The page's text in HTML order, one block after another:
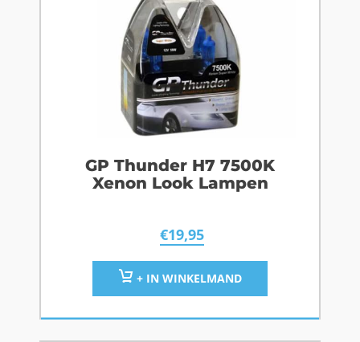
GP Thunder H7 7500K
Xenon Look Lampen
€19,95
+ IN WINKELMAND